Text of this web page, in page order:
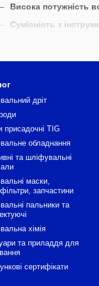
Висока потужність
Сумісність з
Фільтрація HEPA–
Маневреність
–
Будівництво та
Столярні майстерні
Автомайстерні
–
Виробничі цехи
–
вибрати
Потужність двигуна
Об’єм контейнера
–
Тип фільтрації
–
дріт
присадочні TIG
обладнання
та шліфувальні
маски,
запчастини
пальники та
хімія
та приладдя для
сертифікати